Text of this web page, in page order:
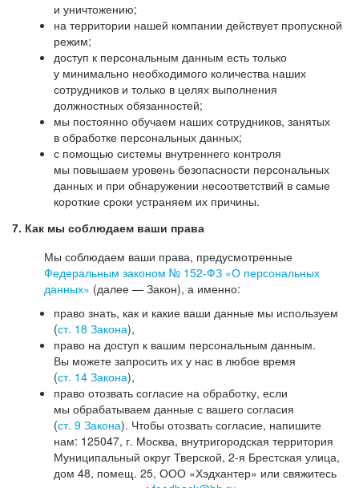
и уничтожению;
на территории нашей компании действует пропускной
режим;
доступ к персональным данным есть только
у минимально необходимого количества наших
сотрудников и только в целях выполнения
должностных обязанностей;
мы постоянно обучаем наших сотрудников, занятых
в обработке персональных данных;
с помощью системы внутреннего контроля
мы повышаем уровень безопасности персональных
данных и при обнаружении несоответствий в самые
короткие сроки устраняем их причины.
7. Как мы соблюдаем ваши права
Мы соблюдаем ваши права, предусмотренные
Федеральным законом № 152-ФЗ «О персональных
данных» (далее — Закон), а именно:
право знать, как и какие ваши данные мы используем
(ст. 18 Закона),
право на доступ к вашим персональным данным.
Вы можете запросить их у нас в любое время
(ст. 14 Закона),
право отозвать согласие на обработку, если
мы обрабатываем данные с вашего согласия
(ст. 9 Закона). Чтобы отозвать согласие, напишите
нам: 125047, г. Москва, внутригородская территория
Муниципальный округ Тверской, 2-я Брестская улица,
дом 48, помещ. 25, ООО «Хэдхантер» или свяжитесь